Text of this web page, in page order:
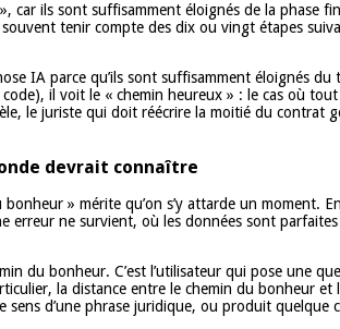
car ils sont suffisamment éloignés de la phase
souvent tenir compte des dix ou vingt étapes
IA parce qu’ils sont suffisamment éloignés
il voit le « chemin heureux » : le cas où tout
le juriste qui doit réécrire la moitié du
devrait connaître
» mérite qu’on s’y attarde un
erreur ne survient, où les données sont
du bonheur. C’est l’utilisateur qui pose
la distance entre le chemin du bonheur
d’une phrase juridique, ou produit quelque